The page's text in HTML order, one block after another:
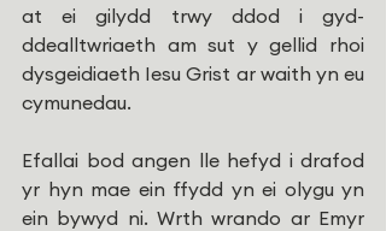
at ei gilydd trwy ddod i gyd-
ddealltwriaeth am sut y gellid rhoi
dysgeidiaeth Iesu Grist ar waith yn eu
cymunedau.
Efallai bod angen lle hefyd i drafod
yr hyn mae ein ffydd yn ei olygu yn
ein bywyd ni. Wrth wrando ar Emyr